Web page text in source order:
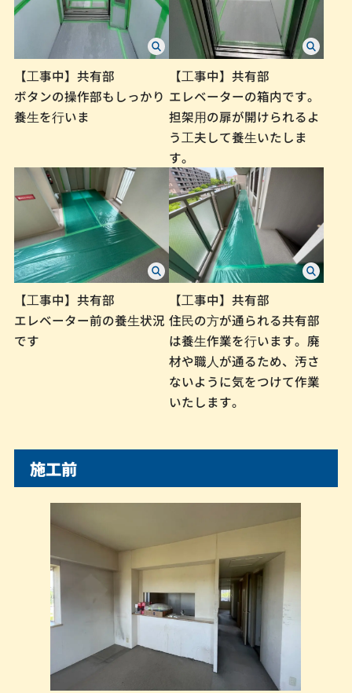
【⼯事中】共有部
ボタンの操作部もしっかり
養⽣を⾏いま
【⼯事中】共有部
エレベーターの箱内です。
担架⽤の扉が開けられるよ
う⼯夫して養⽣いたしま
す。
【⼯事中】共有部
エレベーター前の養⽣状況
です
【⼯事中】共有部
住⺠の⽅が通られる共有部
は養⽣作業を⾏います。廃
材や職⼈が通るため、汚さ
ないように気をつけて作業
いたします。
施工前